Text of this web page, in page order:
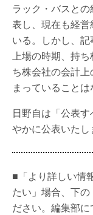
ラック・バスと
表し、現在も経
いる。しかし、
上場の時期、持
ち株会社の会計
まっていることは
日野自は「公表
やかに公表いたし
■「より詳しい情
たい」場合、下
ださい。編集部